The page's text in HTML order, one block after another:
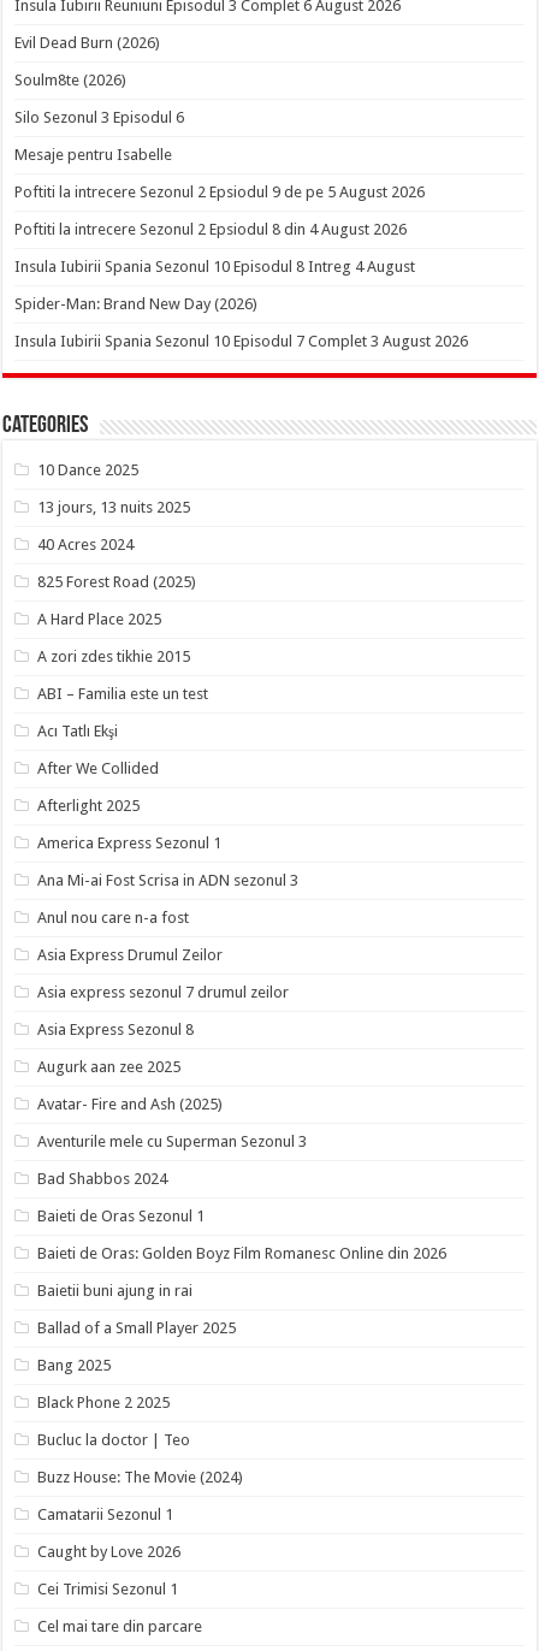
Insula Iubirii Reuniuni Episodul 3 Complet 6 August 2026
Evil Dead Burn (2026)
Soulm8te (2026)
Silo Sezonul 3 Episodul 6
Mesaje pentru Isabelle
Poftiti la intrecere Sezonul 2 Epsiodul 9 de pe 5 August 2026
Poftiti la intrecere Sezonul 2 Epsiodul 8 din 4 August 2026
Insula Iubirii Spania Sezonul 10 Episodul 8 Intreg 4 August
Spider-Man: Brand New Day (2026)
Insula Iubirii Spania Sezonul 10 Episodul 7 Complet 3 August 2026
Categories
10 Dance 2025
13 jours, 13 nuits 2025
40 Acres 2024
825 Forest Road (2025)
A Hard Place 2025
A zori zdes tikhie 2015
ABI – Familia este un test
Acı Tatlı Ekşi
After We Collided
Afterlight 2025
America Express Sezonul 1
Ana Mi-ai Fost Scrisa in ADN sezonul 3
Anul nou care n-a fost
Asia Express Drumul Zeilor
Asia express sezonul 7 drumul zeilor
Asia Express Sezonul 8
Augurk aan zee 2025
Avatar- Fire and Ash (2025)
Aventurile mele cu Superman Sezonul 3
Bad Shabbos 2024
Baieti de Oras Sezonul 1
Baieti de Oras: Golden Boyz Film Romanesc Online din 2026
Baietii buni ajung in rai
Ballad of a Small Player 2025
Bang 2025
Black Phone 2 2025
Bucluc la doctor | Teo
Buzz House: The Movie (2024)
Camatarii Sezonul 1
Caught by Love 2026
Cei Trimisi Sezonul 1
Cel mai tare din parcare